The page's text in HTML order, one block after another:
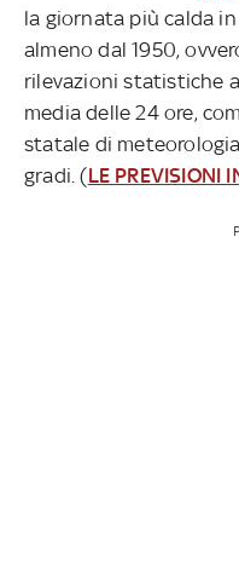
la giornata più calda
almeno dal 1950,
rilevazioni statistiche
media delle 24 ore,
statale di
gradi. (LE PREVISIONI